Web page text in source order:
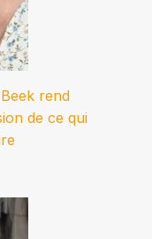
rend
de ce qui